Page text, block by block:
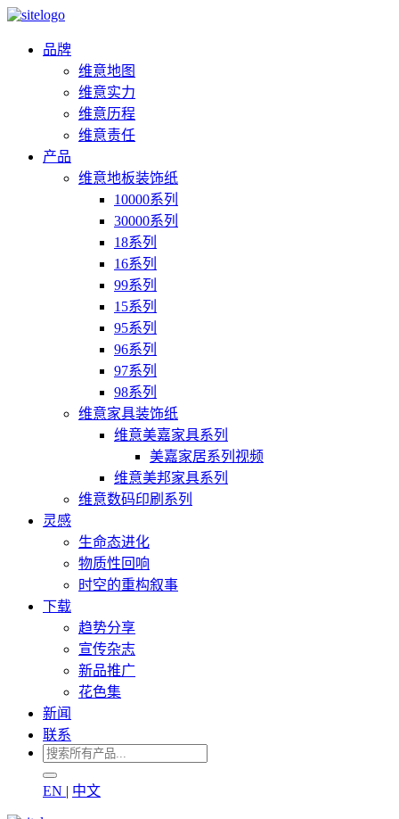
品牌
维意地图
维意实力
维意历程
维意责任
产品
维意地板装饰纸
10000系列
30000系列
18系列
16系列
99系列
15系列
95系列
96系列
97系列
98系列
维意家具装饰纸
维意美嘉家具系列
美嘉家居系列视频
维意美邦家具系列
维意数码印刷系列
灵感
生命态进化
物质性回响
时空的重构叙事
下载
趋势分享
宣传杂志
新品推广
花色集
新闻
联系
EN | 中文